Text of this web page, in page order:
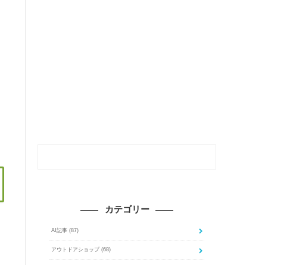
カテゴリー
AI記事 (87)
アウトドアショップ (68)